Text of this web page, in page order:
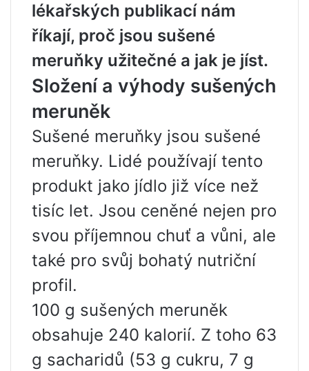
lékařských publikací nám
říkají, proč jsou sušené
meruňky užitečné a jak je jíst.
Složení a výhody sušených
meruněk
Sušené meruňky jsou sušené
meruňky. Lidé používají tento
produkt jako jídlo již více než
tisíc let. Jsou ceněné nejen pro
svou příjemnou chuť a vůni, ale
také pro svůj bohatý nutriční
profil.
100 g sušených meruněk
obsahuje 240 kalorií. Z toho 63
g sacharidů (53 g cukru, 7 g